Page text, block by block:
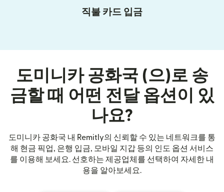
직불 카드 입금
도미니카 공화국 (으)로 송
금할 때 어떤 전달 옵션이 있
나요?
도미니카 공화국 내 Remitly의 신뢰할 수 있는 네트워크를 통
해 현금 픽업, 은행 입금, 모바일 지갑 등의 인도 옵션 서비스
를 이용해 보세요. 선호하는 제공업체를 선택하여 자세한 내
용을 알아보세요.